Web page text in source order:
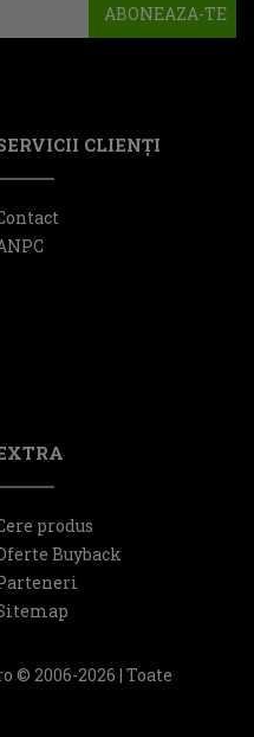
ABONEAZA-TE
CLIENŢI
produs
Buyback
2006-2026 | Toate